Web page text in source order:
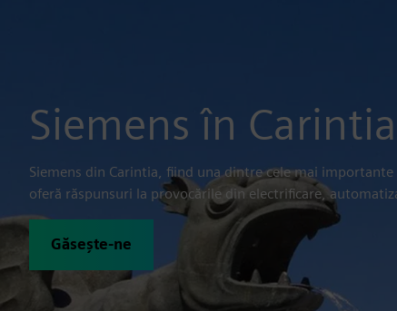
Siemens în Carintia
Siemens din Carintia, fiind una dintre cele mai
oferă răspunsuri la provocările din electrificare,
Găsește-ne